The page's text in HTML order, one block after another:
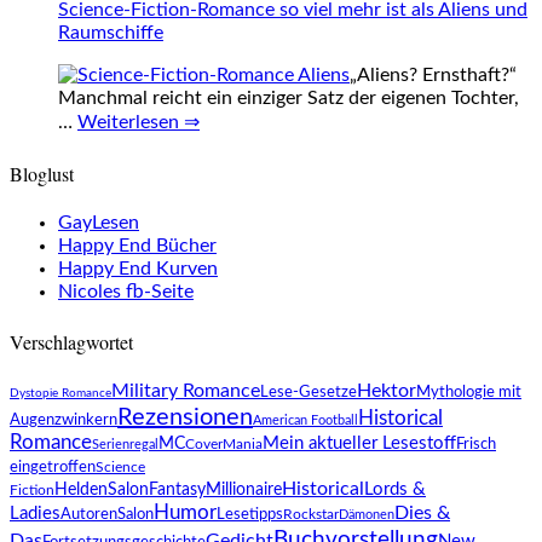
Science-Fiction-Romance so viel mehr ist als Aliens und
Raumschiffe
„Aliens? Ernsthaft?“
Manchmal reicht ein einziger Satz der eigenen Tochter,
… Weiterlesen ⇒
Bloglust
GayLesen
Happy End Bücher
Happy End Kurven
Nicoles fb-Seite
Verschlagwortet
Dystopie Romance Military RomanceLese-Gesetze HektorMythologie mit
Augenzwinkern RezensionenAmerican Football
Historical
RomanceSerienregal MCCoverManiaMein aktueller LesestoffFrisch
eingetroffenScience
Fiction HeldenSalon FantasyMillionaire Historical Lords &
LadiesAutorenSalon HumorLesetipps RockstarDämonen Dies &